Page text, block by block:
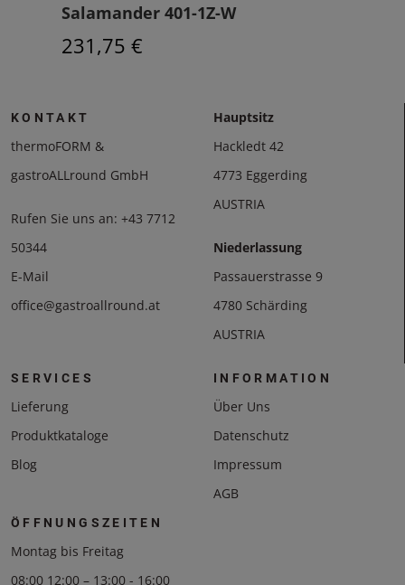
Salamander 401-1Z-W
231,75 €
KONTAKT
thermoFORM &
gastroALLround GmbH
Rufen Sie uns an: +43 7712
50344
E-Mail
office@gastroallround.at
Hauptsitz
Hackledt 42
4773 Eggerding
AUSTRIA
Niederlassung
Passauerstrasse 9
4780 Schärding
AUSTRIA
SERVICES
Lieferung
Produktkataloge
Blog
INFORMATION
Über Uns
Datenschutz
Impressum
AGB
ÖFFNUNGSZEITEN
Montag bis Freitag
08:00 12:00 – 13:00 - 16:00